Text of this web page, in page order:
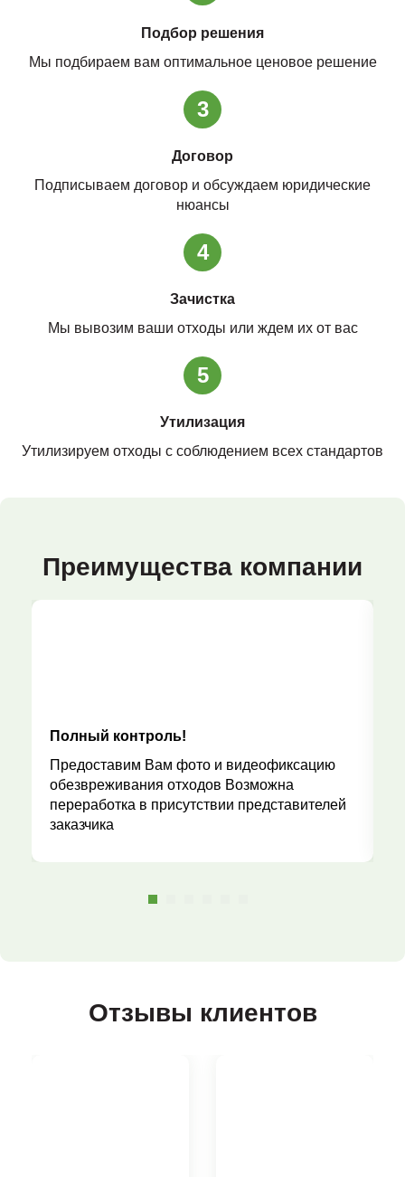
Подбор решения
Мы подбираем вам оптимальное ценовое решение
3
Договор
Подписываем договор и обсуждаем юридические
нюансы
4
Зачистка
Мы вывозим ваши отходы или ждем их от вас
5
Утилизация
Утилизируем отходы с соблюдением всех стандартов
Преимущества компании
Полный контроль!
Предоставим Вам фото и видеофиксацию
обезвреживания отходов Возможна
переработка в присутствии представителей
заказчика
Отзывы клиентов